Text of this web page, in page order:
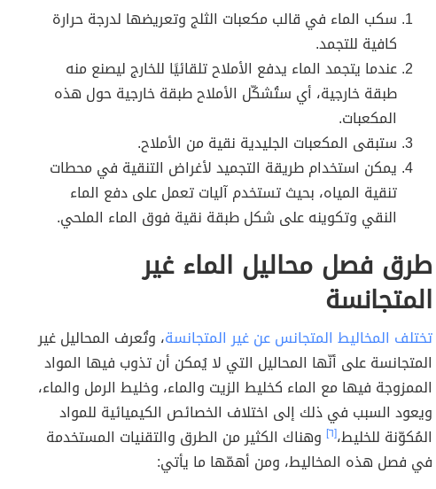
سكب الماء في قالب مكعبات الثلج وتعريضها لدرجة حرارة
كافية للتجمد.
عندما يتجمد الماء يدفع الأملاح تلقائيًا للخارج ليصنع منه
طبقة خارجية، أي ستُشكّل الأملاح طبقة خارجية حول هذه
المكعبات.
ستبقى المكعبات الجليدية نقية من الأملاح.
يمكن استخدام طريقة التجميد لأغراض التنقية في محطات
تنقية المياه، بحيث تستخدم آليات تعمل على دفع الماء
النقي وتكوينه على شكل طبقة نقية فوق الماء الملحي.
طرق فصل محاليل الماء غير
المتجانسة
تختلف المخاليط المتجانس عن غير المتجانسة، وتُعرف المحاليل غير
المتجانسة على أنّها المحاليل التي لا يُمكن أن تذوب فيها المواد
الممزوجة فيها مع الماء كخليط الزيت والماء، وخليط الرمل والماء،
ويعود السبب في ذلك إلى اختلاف الخصائص الكيميائية للمواد
المُكوّنة للخليط،[٦]
وهناك الكثير من الطرق والتقنيات المستخدمة
في فصل هذه المخاليط، ومن أهمّها ما يأتي: